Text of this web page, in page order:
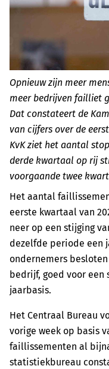
Opnieuw zijn meer
meer bedrijven failliet
Dat constateert de
van cijfers over de
KvK ziet het aantal
derde kwartaal op rij
voorgaande twee
Het aantal
eerste kwartaal van
neer op een stijging
dezelfde periode een
ondernemers
bedrijf, goed voor een
jaarbasis.
Het Centraal Bureau
vorige week op basis
faillissementen al
statistiekbureau